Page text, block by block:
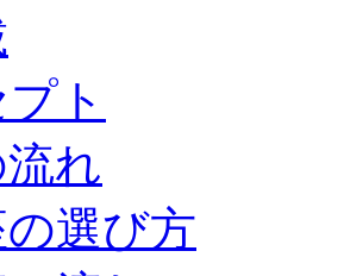
ト
れ
選び方